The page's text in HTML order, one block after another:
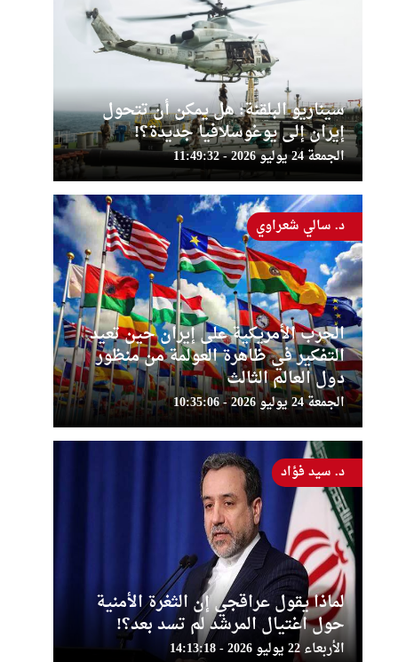
سيناريو البلقنة: هل يمكن أن تتحول
إيران إلى يوغوسلافيا جديدة؟!
الجمعة 24 يوليو 2026 - 11:49:32
الحرب الأمريكية على إيران حين تعيد
التفكير في ظاهرة العولمة من منظور
دول العالم الثالث
الجمعة 24 يوليو 2026 - 10:35:06
د. سالي شعراوي
لماذا يقول عراقجي إن الثغرة الأمنية
حول اغتيال المرشد لم تسد بعد؟!
الأربعاء 22 يوليو 2026 - 14:13:18
د. سيد فؤاد